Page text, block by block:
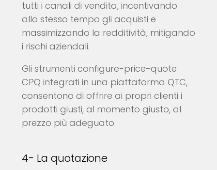
tutti i canali di vendita, incentivando
allo stesso tempo gli acquisti e
massimizzando la redditività, mitigando
i rischi aziendali.
Gli strumenti configure-price-quote
CPQ integrati in una piattaforma QTC,
consentono di offrire ai propri clienti i
prodotti giusti, al momento giusto, al
prezzo più adeguato.
4- La quotazione